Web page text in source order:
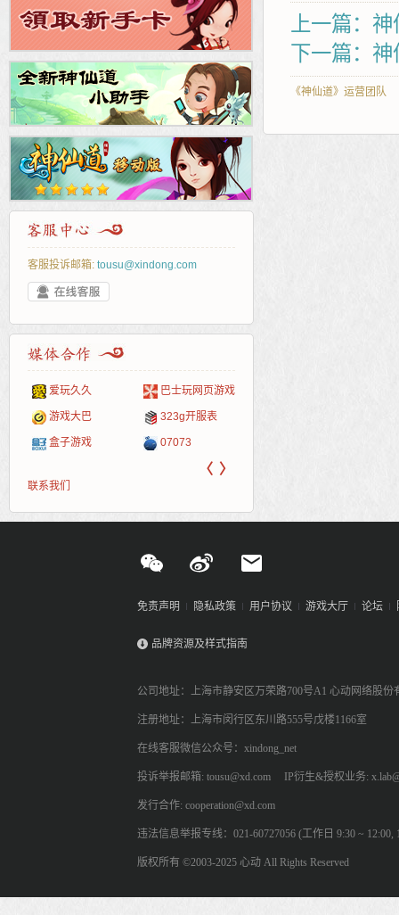
客服投诉邮箱: tousu@xindong.com
爱玩久久 巴士玩网页游戏
游戏大巴 323g开服表
盒子游戏 07073
〈 〉
联系我们
上一篇：
下一篇：
《神仙道》运营团队
免责声明 隐私政策 用户协议 游戏大厅 论坛
品牌资源及样式指南
公司地址：上海市静安区万荣路700号A1 心动网络股份
注册地址：上海市闵行区东川路555号戊楼1166室
在线客服微信公众号：xindong_net
投诉举报邮箱: tousu@xd.com IP衍生&授权业务:
发行合作: cooperation@xd.com
违法信息举报专线：021-60727056 (工作日 9:30 ~ 12:00,
版权所有 ©2003-2025 心动 All Rights Reserved